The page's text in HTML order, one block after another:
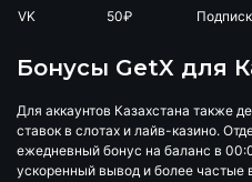
VK 50₽
Бонусы GetX для
Для аккаунтов Казахстана также
ставок в слотах и лайв-казино.
ежедневный бонус на баланс в
ускоренный вывод и более частые